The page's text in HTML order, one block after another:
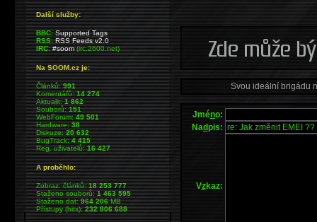
Svou ideální brigádu
Jméno:
Nadpis:
Vzkaz:
Další služby:
BBC: Supported Tags
RSS: RSS Feeds v2.0
IRC: #soom(irc.2600.net)
Na SOOM.cz je:
Článků:991
Komentářů:14 274
Aktualit:1 862
Souborů:151
WebForum:49 501
Hardware:38
Diskuze:20 632
BugTrack:4 415
Reg. uživatelů:16 427
A proběhlo:
Zobraz. článků:18 253 777
Staženo souborů:1 463 595
Staženo dat:964 206MB
Přístupy (hits):232 806 688